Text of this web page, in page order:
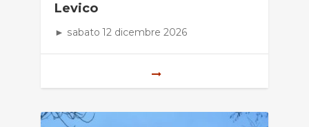
Levico
► sabato 12 dicembre 2026